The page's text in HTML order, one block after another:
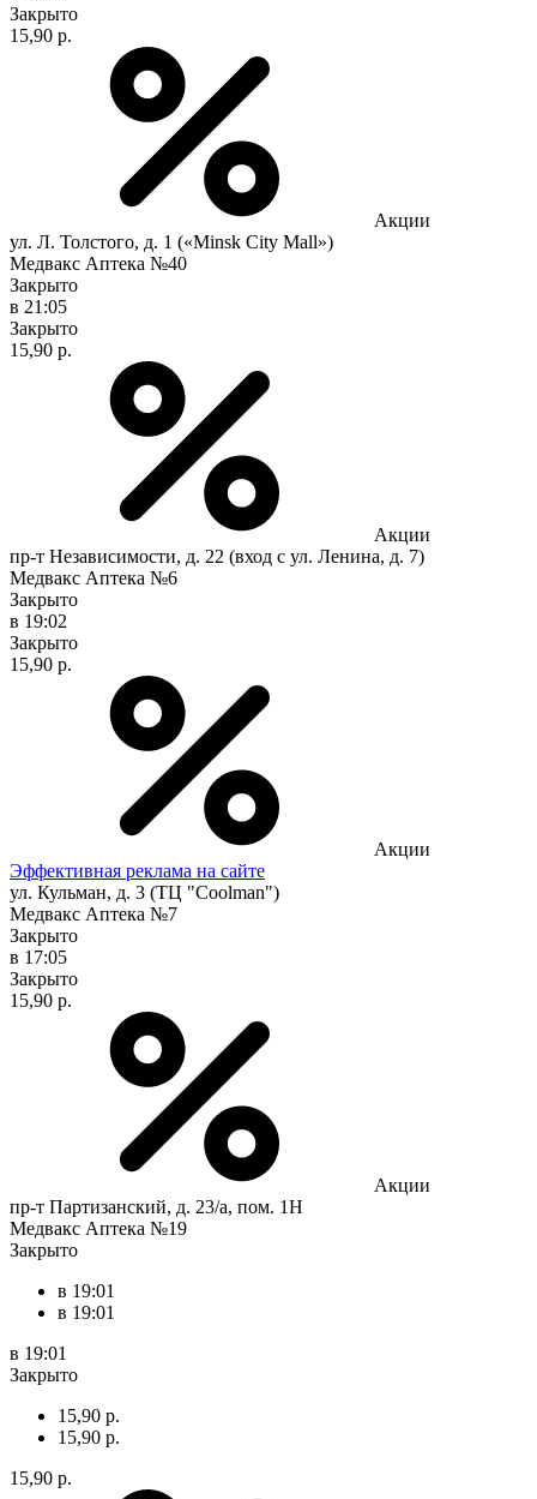
Закрыто
15,90 р.
Акции
ул. Л. Толстого, д. 1 («Minsk City Mall»)
Медвакс Аптека №40
Закрыто
в 21:05
Закрыто
15,90 р.
Акции
пр-т Независимости, д. 22 (вход с ул. Ленина, д. 7)
Медвакс Аптека №6
Закрыто
в 19:02
Закрыто
15,90 р.
Акции
Эффективная реклама на сайте
ул. Кульман, д. 3 (ТЦ "Coolman")
Медвакс Аптека №7
Закрыто
в 17:05
Закрыто
15,90 р.
Акции
пр-т Партизанский, д. 23/а, пом. 1Н
Медвакс Аптека №19
Закрыто
в 19:01
в 19:01
в 19:01
Закрыто
15,90 р.
15,90 р.
15,90 р.